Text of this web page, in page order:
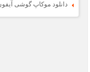
دانلود موکاپ گوشی